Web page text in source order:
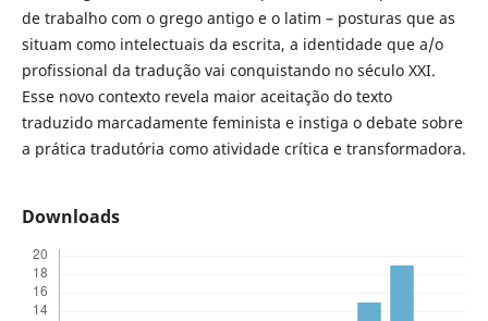
de trabalho com o grego antigo e o latim – posturas que as
situam como intelectuais da escrita, a identidade que a/o
profissional da tradução vai conquistando no século XXI.
Esse novo contexto revela maior aceitação do texto
traduzido marcadamente feminista e instiga o debate sobre
a prática tradutória como atividade crítica e transformadora.
Downloads